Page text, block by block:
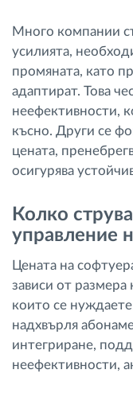
Много компании
усилията,
промяната, като
адаптират. Това
неефективности,
късно. Други се
цената,
осигурява
Колко
управление
Цената на
зависи от
които се
надхвърля
интегриране,
неефективности,